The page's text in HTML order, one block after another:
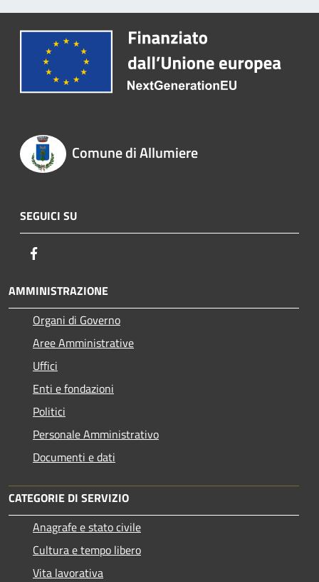
Comune di Allumiere
SEGUICI SU
AMMINISTRAZIONE
Organi di Governo
Aree Amministrative
Uffici
Enti e fondazioni
Politici
Personale Amministrativo
Documenti e dati
CATEGORIE DI SERVIZIO
Anagrafe e stato civile
Cultura e tempo libero
Vita lavorativa